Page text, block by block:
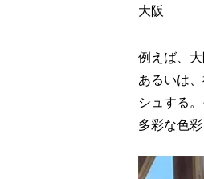
大阪
例えば、
あるいは
シュする
多彩な色